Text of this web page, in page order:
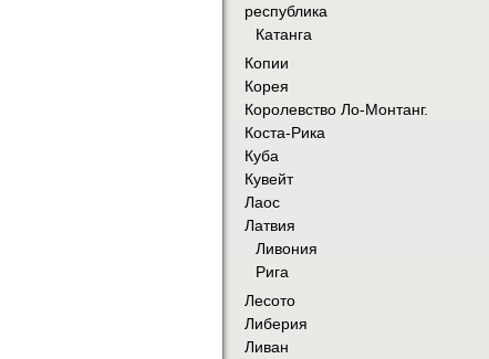
республика
Катанга
Копии
Корея
Королевство Ло-Монтанг.
Коста-Рика
Куба
Кувейт
Лаос
Латвия
Ливония
Рига
Лесото
Либерия
Ливан